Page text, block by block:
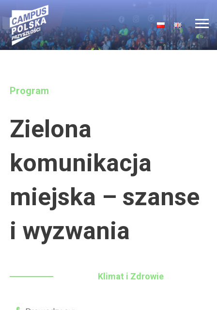
Main Navigation
Program
Zielona
komunikacja
miejska – szanse
i wyzwania
Klimat i Zdrowie